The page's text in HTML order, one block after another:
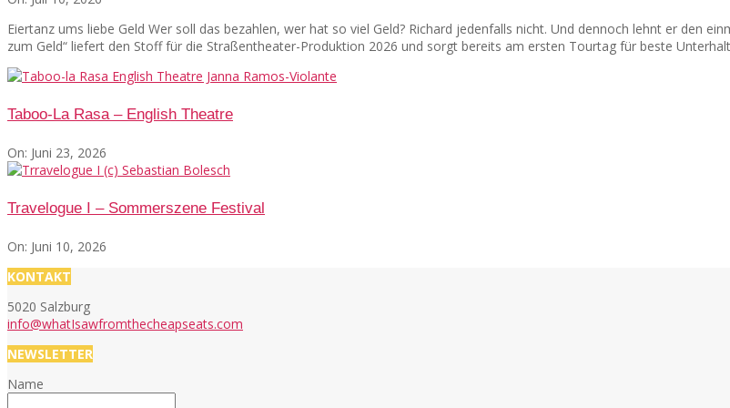
Eiertanz ums liebe Geld Wer soll das bezahlen, wer hat so viel Geld? Richard jedenfalls nicht. Und dennoch lehnt er den
zum Geld“ liefert den Stoff für die Straßentheater-Produktion 2026 und sorgt bereits am ersten Tourtag für beste
Taboo-La Rasa – English Theatre
On: Juni 23, 2026
Travelogue I – Sommerszene Festival
On: Juni 10, 2026
KONTAKT
5020 Salzburg
info@whatIsawfromthecheapseats.com
NEWSLETTER
Name